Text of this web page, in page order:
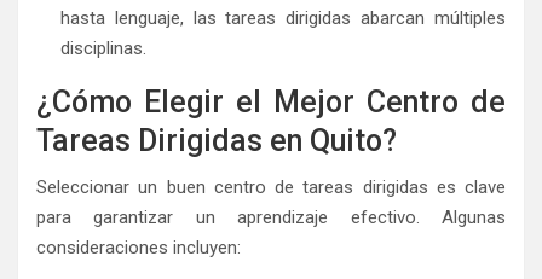
hasta lenguaje, las tareas dirigidas abarcan múltiples
disciplinas.
¿Cómo Elegir el Mejor Centro de
Tareas Dirigidas en Quito?
Seleccionar un buen centro de tareas dirigidas es clave
para garantizar un aprendizaje efectivo. Algunas
consideraciones incluyen: